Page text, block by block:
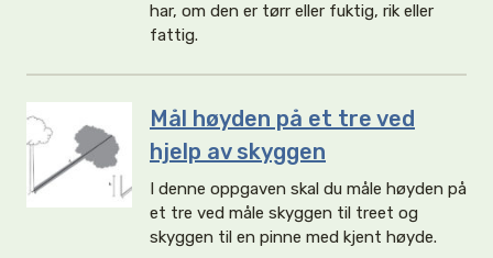
har, om den er tørr eller fuktig, rik eller
fattig.
Mål høyden på et tre ved
hjelp av skyggen
I denne oppgaven skal du måle høyden på
et tre ved måle skyggen til treet og
skyggen til en pinne med kjent høyde.